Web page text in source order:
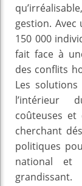
gestion. Avec
150 000
fait face à
des conflits
Les
l’intérieur
coûteuses et
cherchant
politiques
national et
grandissant.